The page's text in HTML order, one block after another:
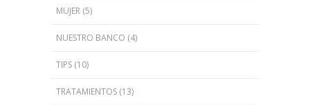
MUJER (5)
NUESTRO BANCO (4)
TIPS (10)
TRATAMIENTOS (13)